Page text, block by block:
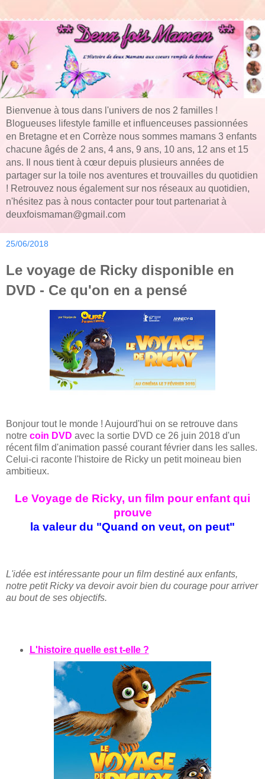
Bienvenue à tous dans l'univers de nos 2 familles !
Blogueuses lifestyle famille et influenceuses passionnées
en Bretagne et en Corrèze nous sommes mamans 3 enfants
chacune âgés de 2 ans, 4 ans, 9 ans, 10 ans, 12 ans et 15
ans. Il nous tient à cœur depuis plusieurs années de
partager sur la toile nos aventures et trouvailles du quotidien
! Retrouvez nous également sur nos réseaux au quotidien,
n'hésitez pas à nous contacter pour tout partenariat à
deuxfoismaman@gmail.com
25/06/2018
Le voyage de Ricky disponible en
DVD - Ce qu'on en a pensé
Bonjour tout le monde ! Aujourd'hui on se retrouve dans
notre coin DVD avec la sortie DVD ce 26 juin 2018 d'un
récent film d'animation passé courant février dans les salles.
Celui-ci raconte l'histoire de Ricky un petit moineau bien
ambitieux.
Le Voyage de Ricky, un film pour enfant qui
prouve
la valeur du "Quand on veut, on peut"
L'idée est intéressante pour un film destiné aux enfants,
notre petit Ricky va devoir avoir bien du courage pour arriver
au bout de ses objectifs.
L'histoire quelle est t-elle ?